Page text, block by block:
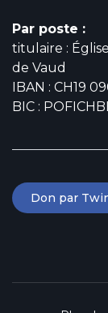
Par poste :
titulaire :
de Vaud
IBAN : CH19
BIC :
Don par